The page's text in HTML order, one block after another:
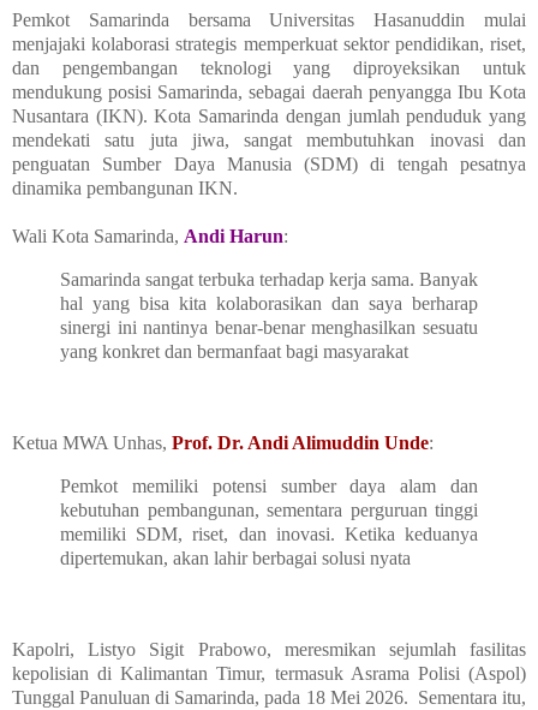
Pemkot Samarinda bersama Universitas Hasanuddin mulai
menjajaki kolaborasi strategis memperkuat sektor pendidikan, riset,
dan pengembangan teknologi yang diproyeksikan untuk
mendukung posisi Samarinda, sebagai daerah penyangga Ibu Kota
Nusantara (IKN). Kota Samarinda dengan jumlah penduduk yang
mendekati satu juta jiwa, sangat membutuhkan inovasi dan
penguatan Sumber Daya Manusia (SDM) di tengah pesatnya
dinamika pembangunan IKN.
Wali Kota Samarinda, Andi Harun:
Samarinda sangat terbuka terhadap kerja sama. Banyak
hal yang bisa kita kolaborasikan dan saya berharap
sinergi ini nantinya benar-benar menghasilkan sesuatu
yang konkret dan bermanfaat bagi masyarakat
Ketua MWA Unhas, Prof. Dr. Andi Alimuddin Unde:
Pemkot memiliki potensi sumber daya alam dan
kebutuhan pembangunan, sementara perguruan tinggi
memiliki SDM, riset, dan inovasi. Ketika keduanya
dipertemukan, akan lahir berbagai solusi nyata
Kapolri, Listyo Sigit Prabowo, meresmikan sejumlah fasilitas
kepolisian di Kalimantan Timur, termasuk Asrama Polisi (Aspol)
Tunggal Panuluan di Samarinda, pada 18 Mei 2026. Sementara itu,